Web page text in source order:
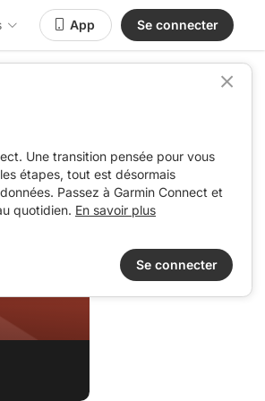
App Se connecter
Une transition pensée pour vous
étapes, tout est désormais
Passez à Garmin Connect et
quotidien. En savoir plus
Se connecter